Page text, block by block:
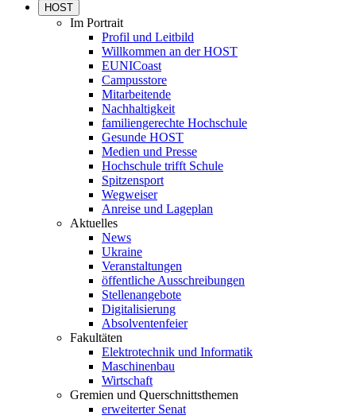
HOST
Im Portrait
Profil und Leitbild
Willkommen an der HOST
EUNICoast
Campusstore
Mitarbeitende
Nachhaltigkeit
familiengerechte Hochschule
Gesunde HOST
Medien und Presse
Hochschule trifft Schule
Spitzensport
Wegweiser
Anreise und Lageplan
Aktuelles
News
Ukraine
Veranstaltungen
öffentliche Ausschreibungen
Stellenangebote
Digitalisierung
Absolventenfeier
Fakultäten
Elektrotechnik und Informatik
Maschinenbau
Wirtschaft
Gremien und Querschnittsthemen
erweiterter Senat